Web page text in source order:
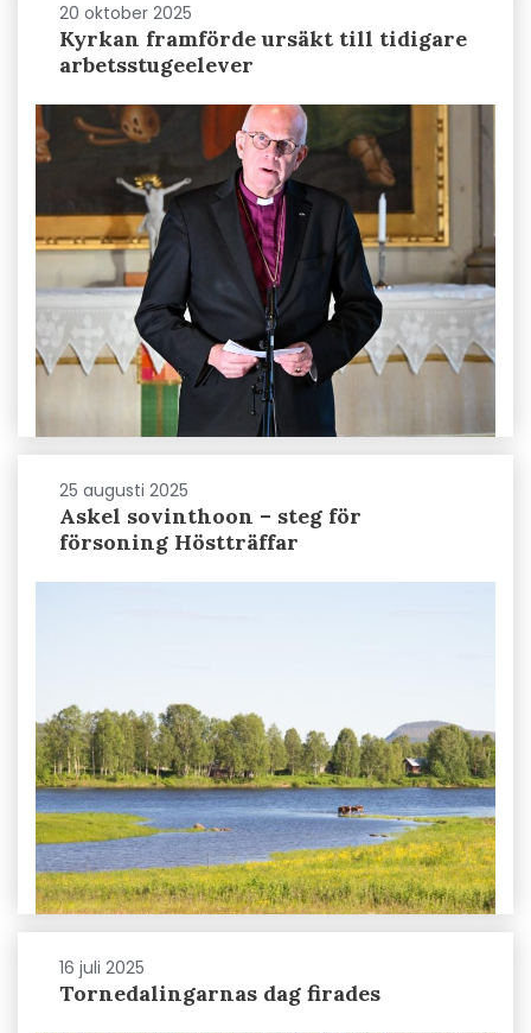
20 oktober 2025
Kyrkan framförde ursäkt till tidigare
arbetsstugeelever
25 augusti 2025
Askel sovinthoon – steg för
försoning Höstträffar
16 juli 2025
Tornedalingarnas dag firades